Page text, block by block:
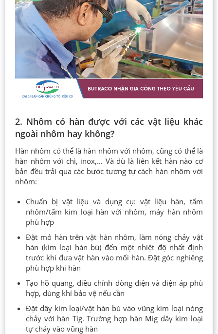
2. Nhôm có hàn được với các vật liệu khác
ngoài nhôm hay không?
Hàn nhôm có thể là hàn nhôm với nhôm, cũng có thể là
hàn nhôm với chì, inox,... Và dù là liên kết hàn nào cơ
bản đều trải qua các bước tương tự cách hàn nhôm với
nhôm:
Chuẩn bị vật liệu và dụng cụ: vật liệu hàn, tấm
nhôm/tấm kim loại hàn với nhôm, máy hàn nhôm
phù hợp
Đặt mỏ hàn trên vật hàn nhôm, làm nóng chảy vật
hàn (kim loại hàn bù) đến một nhiệt độ nhất định
trước khi đưa vật hàn vào mối hàn. Đặt góc nghiêng
phù hợp khi hàn
Tạo hồ quang, điều chỉnh dòng điện và điện áp phù
hợp, dùng khí bảo vệ nếu cần
Đặt dây kim loại/vật hàn bù vào vũng kim loại nóng
chảy với hàn Tig. Trường hợp hàn Mig dây kim loại
tự chảy vào vũng hàn